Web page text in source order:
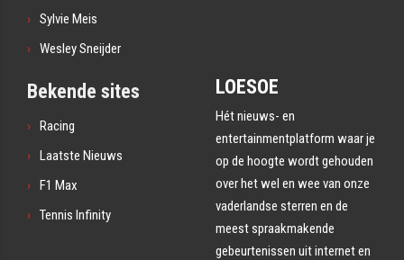
Sylvie Meis
Wesley Sneijder
Bekende sites
Racing
Laatste Nieuws
F1 Max
Tennis Infinity
LOESOE
Hét nieuws- en
entertainmentplatform waar je
op de hoogte wordt gehouden
over het wel en wee van onze
vaderlandse sterren en de
meest spraakmakende
gebeurtenissen uit internet en